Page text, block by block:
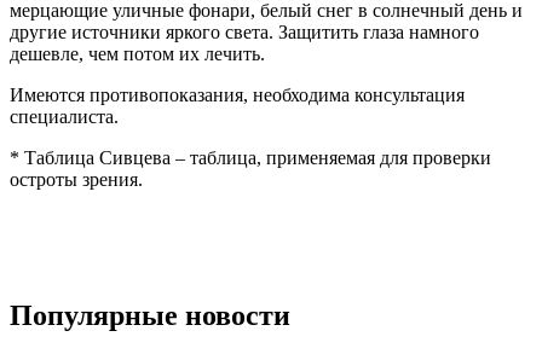
мерцающие уличные фонари, белый снег в солнечный день и
другие источники яркого света. Защитить глаза намного
дешевле, чем потом их лечить.
Имеются противопоказания, необходима консультация
специалиста.
* Таблица Сивцева – таблица, применяемая для проверки
остроты зрения.
Популярные новости